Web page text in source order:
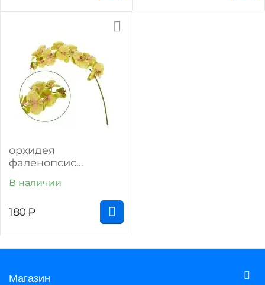
орхидея
фаленопсис
В наличии
180₽
Магазин